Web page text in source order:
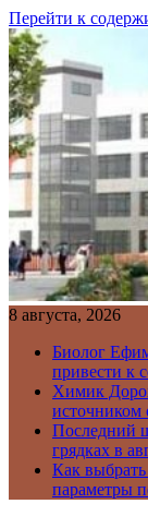
Перейти к
8 августа, 2026
Биолог
привести к
Химик
источником
Последний
грядках в
Как
параметры